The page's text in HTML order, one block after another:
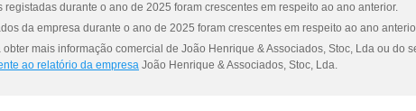
registadas durante o ano de 2025 foram crescentes em respeito ao ano anterior.
da empresa durante o ano de 2025 foram crescentes em respeito ao ano
obter mais informação comercial de João Henrique & Associados, Stoc, Lda ou do
ao relatório da empresa João Henrique & Associados, Stoc, Lda.